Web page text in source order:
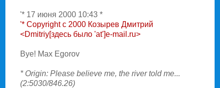
'* 17 июня 2000 10:43 *
'* Copyright c 2000 Козырев Дмитрий
<Dmitriy[здесь было 'at']e-mail.ru>
Bye! Max Egorov
* Origin: Please believe me, the river told me...
(2:5030/846.26)